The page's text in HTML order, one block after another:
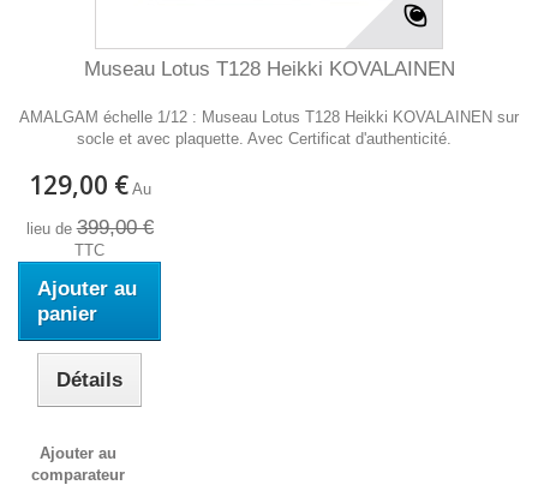
Museau Lotus T128 Heikki KOVALAINEN
AMALGAM échelle 1/12 : Museau Lotus T128 Heikki KOVALAINEN sur
socle et avec plaquette. Avec Certificat d'authenticité.
129,00 € Au
lieu de399,00 €
TTC
Ajouter au
panier
Détails
Ajouter au
comparateur